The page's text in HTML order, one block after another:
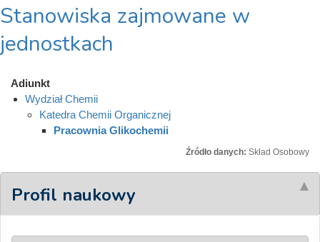
Stanowiska zajmowane w
jednostkach
Adiunkt
Wydział Chemii
Katedra Chemii Organicznej
Pracownia Glikochemii
Źródło danych: Skład Osobowy
Profil naukowy